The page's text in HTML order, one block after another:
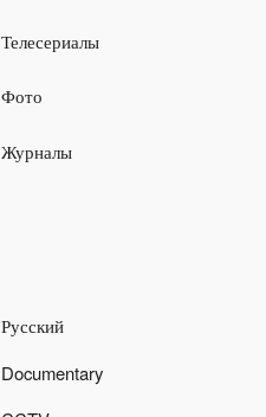
Телесериалы
Фото
Журналы
Русский
Documentary